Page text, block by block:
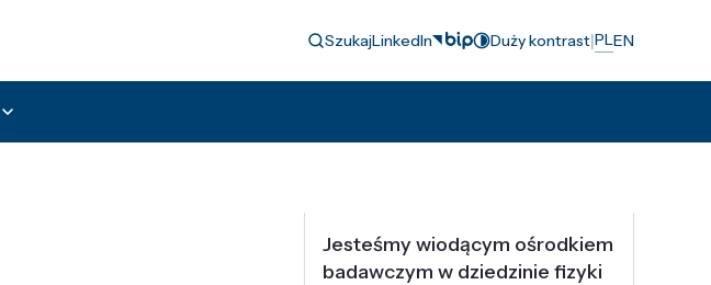
SzukajLinkedIn Duży kontrast|PLEN
Jesteśmy wiodącym ośrodkiem
badawczym w dziedzinie fizyki